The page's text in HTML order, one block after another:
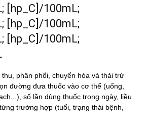
[hp_C]/100mL;
[hp_C]/100mL;
[hp_C]/100mL;
phân phối, chuyển hóa và thải trừ
đường đưa thuốc vào cơ thể (uống,
số lần dùng thuốc trong ngày, liều
trường hợp (tuổi, trạng thái bệnh,